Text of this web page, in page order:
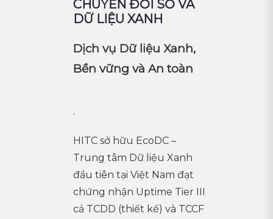
CHUYỂN ĐỔI SỐ VÀ
DỮ LIỆU XANH
Dịch vụ Dữ liệu Xanh,
Bền vững và An toàn
.
HITC sở hữu EcoDC –
Trung tâm Dữ liệu Xanh
đầu tiên tại Việt Nam đạt
chứng nhận Uptime Tier III
cả TCDD (thiết kế) và TCCF